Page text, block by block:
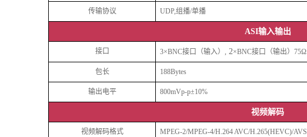
传输协议 UDP,组播/单播
ASI输入输出
接口 3×BNC接口 （输入） , 2×BNC接口（输出） 75Ω
包长 188Bytes
输出电平 800mVp-p±10%
视频解码
视频解码格式 MPEG-2/MPEG-4/H.264 AVC/H.265(HEVC)/